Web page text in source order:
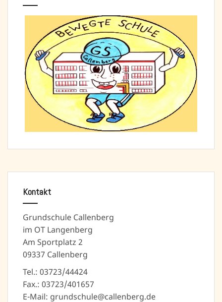
Kontakt
Grundschule Callenberg
im OT Langenberg
Am Sportplatz 2
09337 Callenberg
Tel.: 03723/44424
Fax.: 03723/401657
E-Mail: grundschule@callenberg.de